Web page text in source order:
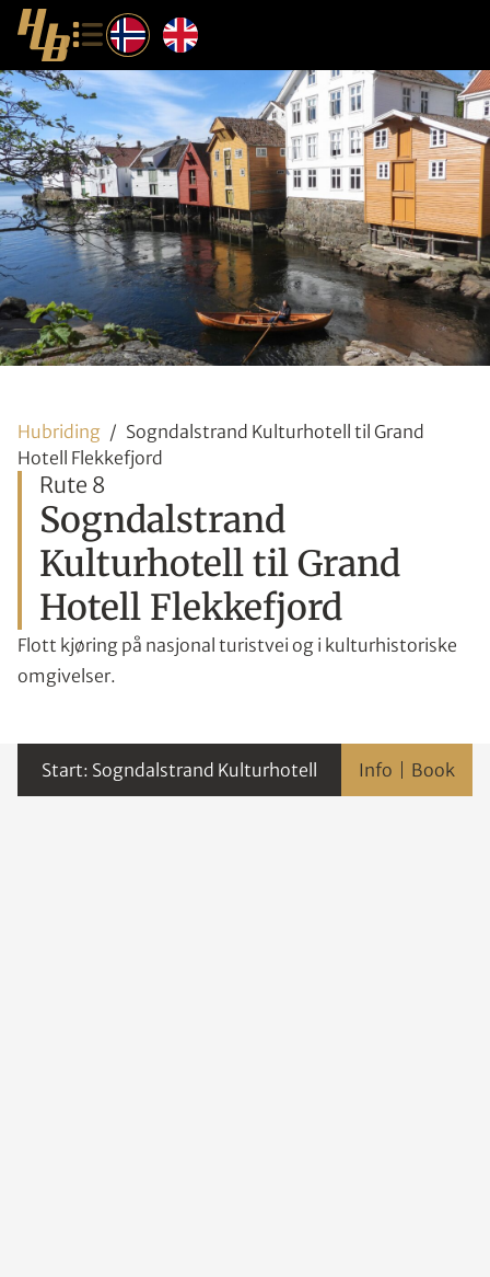
Hubriding
Sogndalstrand Kulturhotell til Grand
Hotell Flekkefjord
Rute 8
Sogndalstrand
Kulturhotell til Grand
Hotell Flekkefjord
Flott kjøring på nasjonal turistvei og i kulturhistoriske
omgivelser.
Sogndalstrand Kulturhotell Info